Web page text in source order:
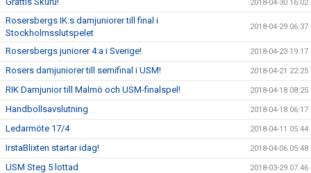
2018-04-30 16:02
Rosersbergs IK:s damjuniorer till final i
Stockholmsslutspelet
2018-04-29 06:37
Rosersbergs juniorer 4:a i Sverige! 2018-04-23 19:17
Rosers damjuniorer till semifinal i USM! 2018-04-21 22:25
RIK Damjunior till Malmö och USM-finalspel! 2018-04-18 08:25
Handbollsavslutning 2018-04-18 06:17
Ledarmöte 17/4 2018-04-11 05:44
IrstaBlixten startar idag! 2018-04-06 05:48
USM Steg 5 lottad 2018-03-29 07:46